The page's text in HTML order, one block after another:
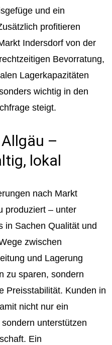
und ein
profitieren
Indersdorf von der
Bevorratung,
Lagerkapazitäten
wichtig in den
steigt.
–
lokal
nach Markt
produziert – unter
in Sachen Qualität und
zwischen
und Lagerung
zu sparen, sondern
Preisstabilität. Kunden in
nicht nur ein
unterstützen
Ein